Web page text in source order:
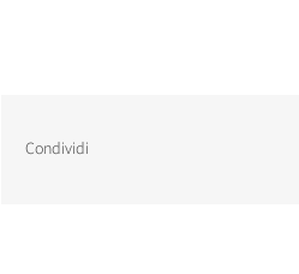
Condividi